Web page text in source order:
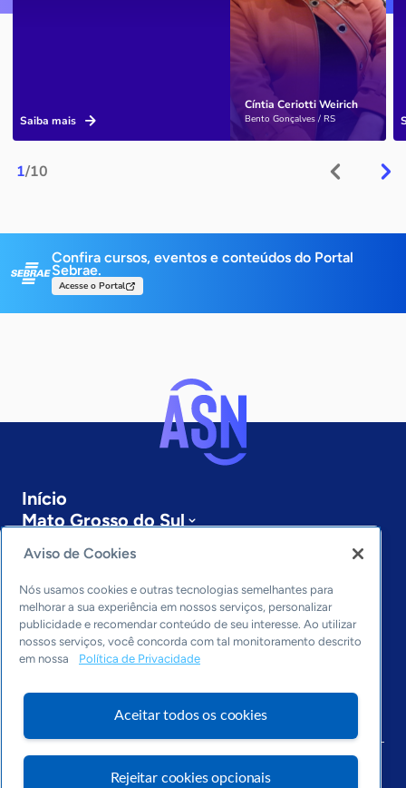
1/10
Cíntia Ceriotti Weirich
Bento Gonçalves / RS
Saiba mais
Confira cursos, eventos e conteúdos do Portal
Sebrae.
Acesse o Portal
Início
Mato Grosso do Sul
Sobre a ASN
Últimas notícias
Entre em contato
Editorias
Economia & Política
Inovação & Tecnologia
Cultura empreendedora
Arquivo
Aviso de Cookies
Nós usamos cookies e outras tecnologias semelhantes para
melhorar a sua experiência em nossos serviços, personalizar
publicidade e recomendar conteúdo de seu interesse. Ao utilizar
nossos serviços, você concorda com tal monitoramento descrito
em nossa
Política de Privacidade
Aceitar todos os cookies
Rejeitar cookies opcionais